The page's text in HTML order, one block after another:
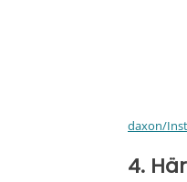
daxon/
4.